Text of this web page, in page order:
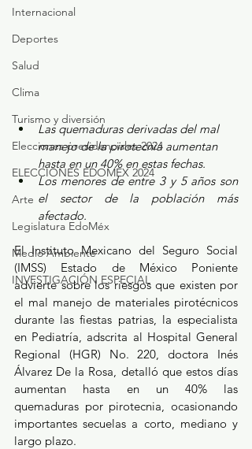
Internacional
Deportes
Salud
Clima
Turismo y diversión
Elecciones presidenciales 2024
ELECCIONES EDOMEX 2024
Arte
Legislatura EdoMéx
Medio Ambiente
INVESTIGACIÓN ESPECIAL
Las quemaduras derivadas del mal
manejo de la pirotecnia aumentan
hasta en un 40% en estas fechas.
Los menores de entre 3 y 5 años son
el sector de la población más
afectado.
El Instituto Mexicano del Seguro Social
(IMSS) Estado de México Poniente
advierte sobre los riesgos que existen por
el mal manejo de materiales pirotécnicos
durante las fiestas patrias, la especialista
en Pediatría, adscrita al Hospital General
Regional (HGR) No. 220, doctora Inés
Álvarez De la Rosa, detalló que estos días
aumentan hasta en un 40% las
quemaduras por pirotecnia, ocasionando
importantes secuelas a corto, mediano y
largo plazo.